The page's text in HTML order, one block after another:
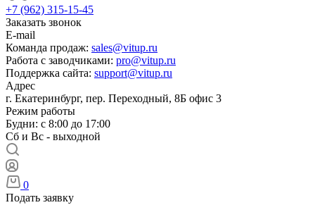
+7 (962) 315-15-45
Заказать звонок
E-mail
Команда продаж: sales@vitup.ru
Работа с заводчиками: pro@vitup.ru
Поддержка сайта: support@vitup.ru
Адрес
г. Екатеринбург, пер. Переходный, 8Б офис 3
Режим работы
Будни: с 8:00 до 17:00
Сб и Вс - выходной
0
Подать заявку